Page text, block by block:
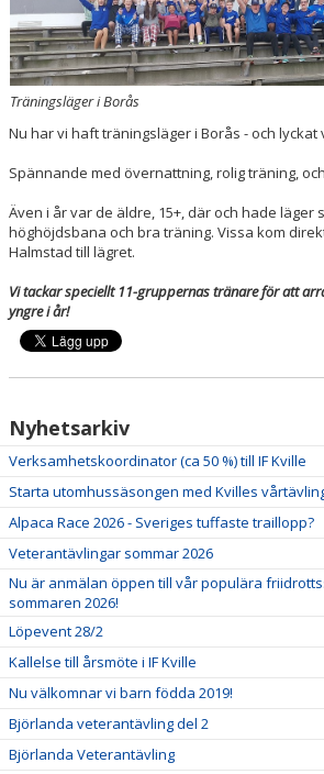
BOKNINGAR
Träningsläger i Borås
Nu har vi haft träningsläger i Borås - och lyckat
Spännande med övernattning, rolig träning,
Även i år var de äldre, 15+, där och hade läger
höghöjdsbana och bra träning. Vissa kom
Halmstad till lägret.
Vi tackar speciellt 11-gruppernas tränare för att
yngre i år!
Nyhetsarkiv
Verksamhetskoordinator (ca 50 %) till IF Kville
Starta utomhussäsongen med Kvilles
Alpaca Race 2026 - Sveriges tuffaste traillopp?
Veterantävlingar sommar 2026
Nu är anmälan öppen till vår populära
sommaren 2026!
Löpevent 28/2
Kallelse till årsmöte i IF Kville
Nu välkomnar vi barn födda 2019!
Björlanda veterantävling del 2
Björlanda Veterantävling